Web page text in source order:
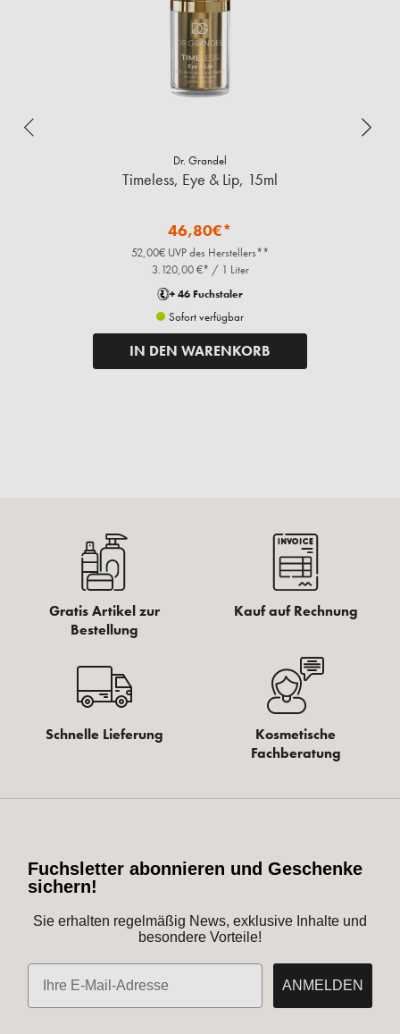
Dr. Grandel
Timeless, Eye & Lip, 15ml
46,80€*
52,00€ UVP des Herstellers**
3.120,00 €* / 1 Liter
+ 46 Fuchstaler
Sofort verfügbar
IN DEN WARENKORB
Gratis Artikel zur
Bestellung
Kauf auf Rechnung
Schnelle Lieferung
Kosmetische
Fachberatung
Fuchsletter abonnieren und Geschenke
sichern!
Sie erhalten regelmäßig News, exklusive Inhalte und
besondere Vorteile!
E-Mail
ANMELDEN